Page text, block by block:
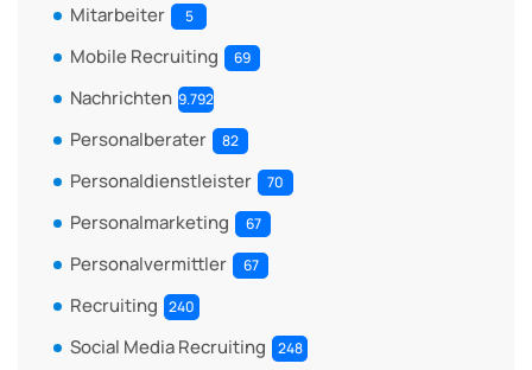
Mitarbeiter 5
Mobile Recruiting 69
Nachrichten 9.792
Personalberater 82
Personaldienstleister 70
Personalmarketing 67
Personalvermittler 67
Recruiting 240
Social Media Recruiting 248